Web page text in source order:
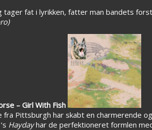
tager fat i lyrikken, fatter man bandets
– Girl With Fish
fra Pittsburgh har skabt en charmerende
Haydayhar de perfektioneret formlen